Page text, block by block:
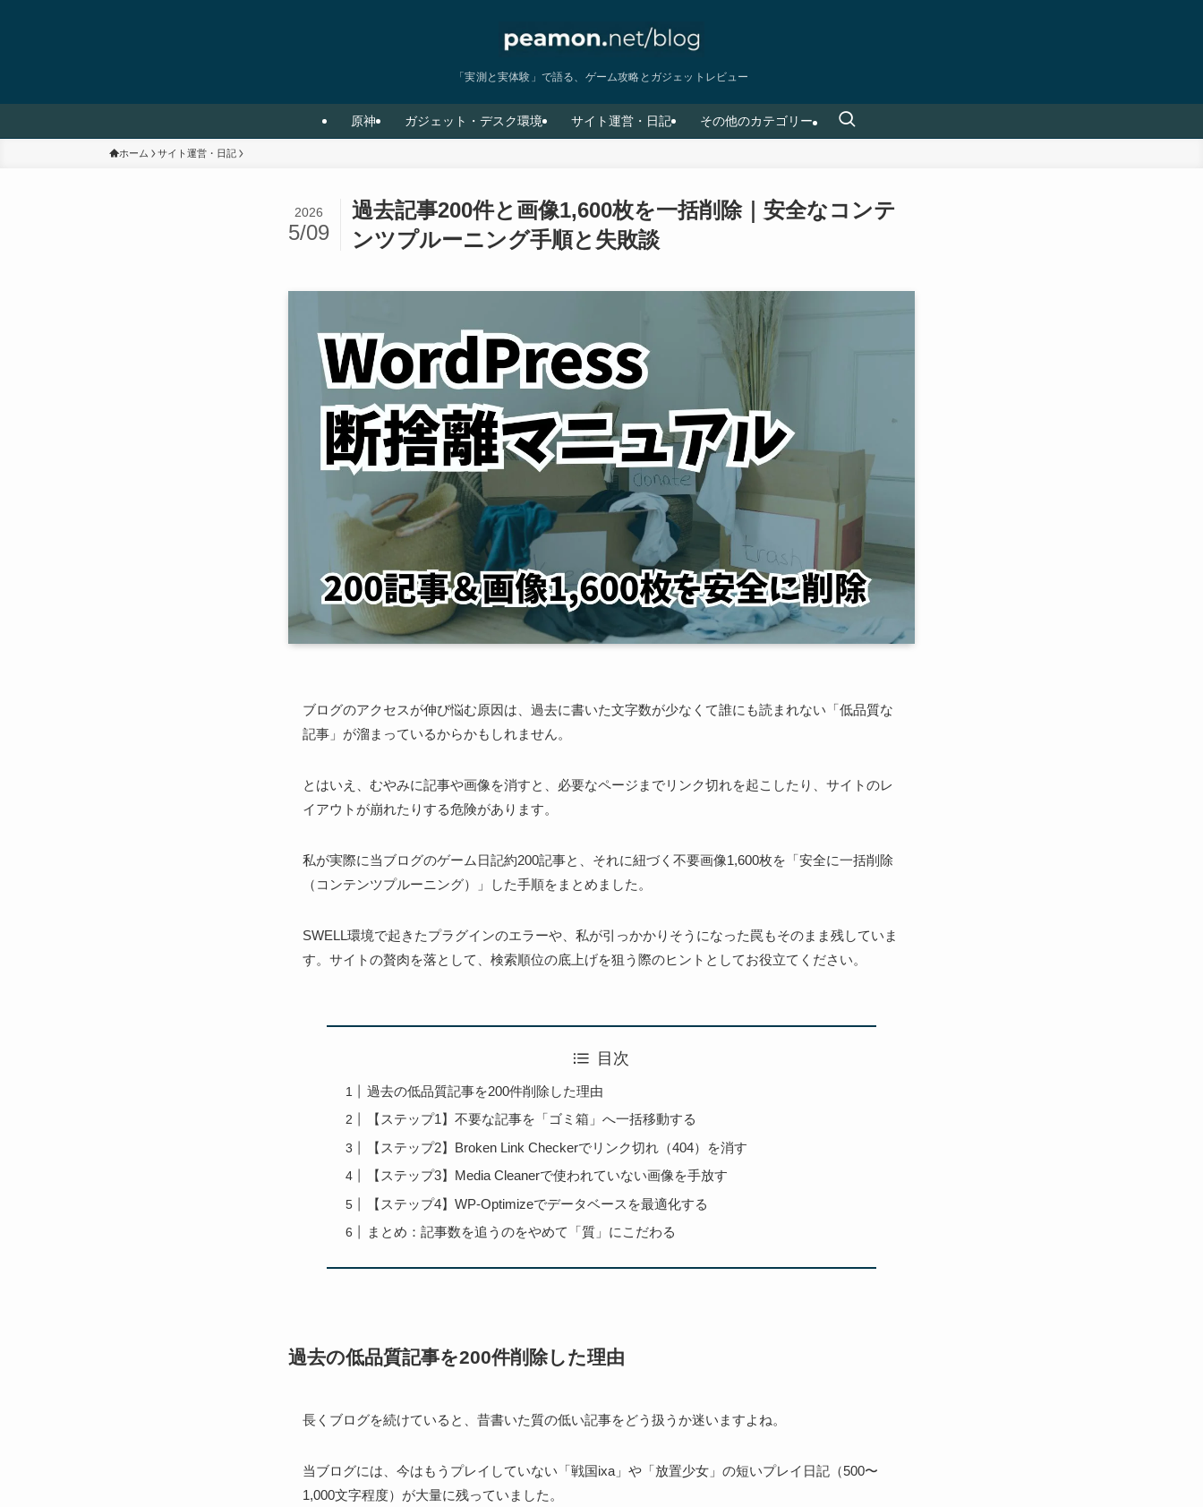
「実測と実体験」で語る、ゲーム攻略とガジェットレビュー
原神 ガジェット・デスク環境 サイト運営・日記 その他のカテゴリー
ホーム サイト運営・日記
過去記事200件と画像1,600枚を一括削除｜安全なコンテ
ンツプルーニング手順と失敗談
2026
5/09
ブログのアクセスが伸び悩む原因は、過去に書いた文字数が少なくて誰にも読まれない「低品質な
記事」が溜まっているからかもしれません。
とはいえ、むやみに記事や画像を消すと、必要なページまでリンク切れを起こしたり、サイトのレ
イアウトが崩れたりする危険があります。
私が実際に当ブログのゲーム日記約200記事と、それに紐づく不要画像1,600枚を「安全に一括削除
（コンテンツプルーニング）」した手順をまとめました。
SWELL環境で起きたプラグインのエラーや、私が引っかかりそうになった罠もそのまま残していま
す。サイトの贅肉を落として、検索順位の底上げを狙う際のヒントとしてお役立てください。
目次
過去の低品質記事を200件削除した理由
【ステップ1】不要な記事を「ゴミ箱」へ一括移動する
【ステップ2】Broken Link Checkerでリンク切れ（404）を消す
【ステップ3】Media Cleanerで使われていない画像を手放す
【ステップ4】WP-Optimizeでデータベースを最適化する
まとめ：記事数を追うのをやめて「質」にこだわる
過去の低品質記事を200件削除した理由
長くブログを続けていると、昔書いた質の低い記事をどう扱うか迷いますよね。
当ブログには、今はもうプレイしていない「戦国ixa」や「放置少女」の短いプレイ日記（500〜
1,000文字程度）が大量に残っていました。